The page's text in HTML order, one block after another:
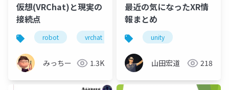
仮想(VRChat)と現実の
接続点
robot vrchat ファイバリオン
みっちー 1.3K
最近の気になったXR情
報まとめ
unity
山田宏道 218